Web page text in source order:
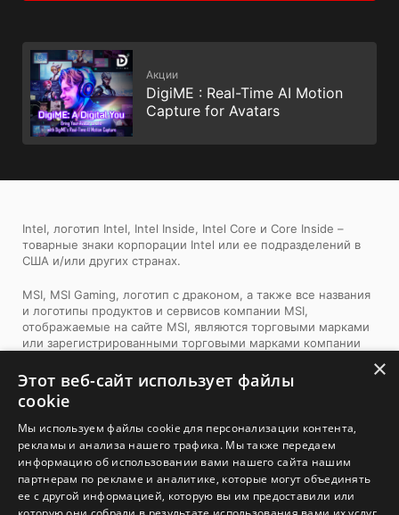
Акции
DigiME : Real-Time AI Motion
Capture for Avatars
Intel, логотип Intel, Intel Inside, Intel Core и Core Inside –
товарные знаки корпорации Intel или ее подразделений в
США и/или других странах.
MSI, MSI Gaming, логотип с драконом, а также все названия
и логотипы продуктов и сервисов компании MSI,
отображаемые на сайте MSI, являются торговыми марками
или зарегистрированными торговыми марками компании
представленные на нашем сайте и используемые в наших
материалах, являются собственностью соответствующих
владельцев и могут быть торговыми марками. Торговые
марки и защищенные авторским правом материалы MSI
можно использовать только с письменного разрешения
компании MSI. Компания MSI оставляет за собой все права,
не предоставленные явно в рамках данного документа.
1. Спецификации могут отличаться от приведенной на сайте
×
Этот веб-сайт использует файлы
cookie
Мы используем файлы cookie для персонализации контента,
рекламы и анализа нашего трафика. Мы также передаем
информацию об использовании вами нашего сайта нашим
партнерам по рекламе и аналитике, которые могут объединять
ее с другой информацией, которую вы им предоставили или